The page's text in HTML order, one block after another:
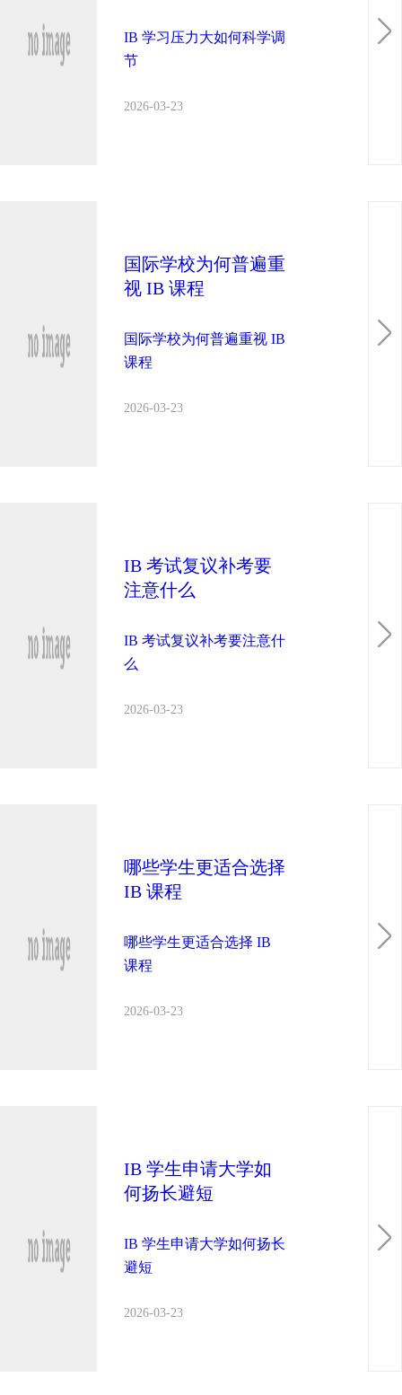
IB 学习压力大如何科学调
节
2026-03-23
国际学校为何普遍重
视 IB 课程
国际学校为何普遍重视 IB
课程
2026-03-23
IB 考试复议补考要
注意什么
IB 考试复议补考要注意什
么
2026-03-23
哪些学生更适合选择
IB 课程
哪些学生更适合选择 IB
课程
2026-03-23
IB 学生申请大学如
何扬长避短
IB 学生申请大学如何扬长
避短
2026-03-23